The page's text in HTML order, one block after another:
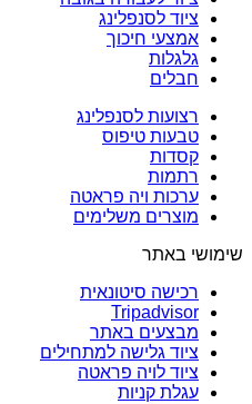
ציוד לסנפלינג
אמצעי חיכוך
גלגלות
חבלים
רצועות לסנפלינג
טבעות טיפוס
קסדות
רתמות
ערכות ויה פראטה
מוצרים משלימים
שימושי באתר
רכישה סיטונאית
Tripadvisor
מבצעים באתר
ציוד גלישה למתחילים
ציוד לויה פראטה
עגלת קניות